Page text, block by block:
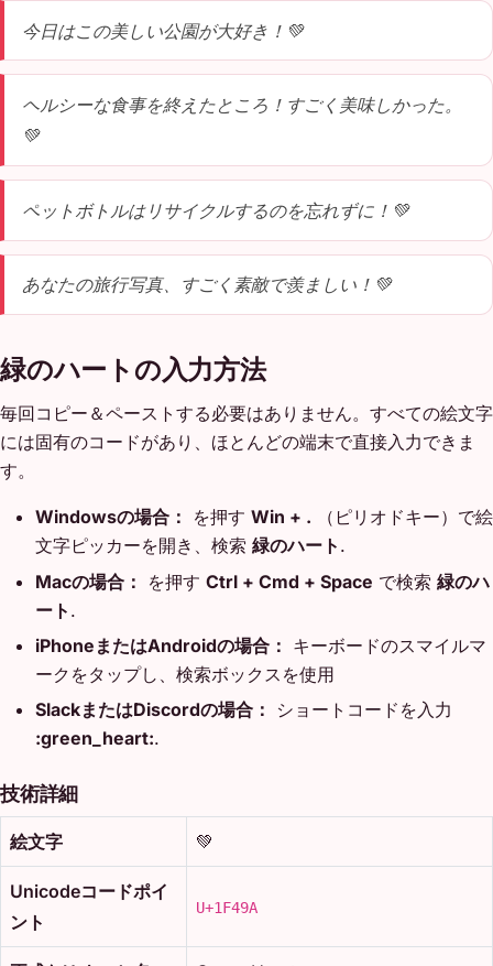
今日はこの美しい公園が大好き！💚
ヘルシーな食事を終えたところ！すごく美味しかった。
💚
ペットボトルはリサイクルするのを忘れずに！💚
あなたの旅行写真、すごく素敵で羨ましい！💚
緑のハートの入力方法
毎回コピー＆ペーストする必要はありません。すべての絵文字
には固有のコードがあり、ほとんどの端末で直接入力できま
す。
Windowsの場合： を押す Win + . （ピリオドキー）で絵
文字ピッカーを開き、検索 緑のハート .
Macの場合：
を押す Ctrl + Cmd + Space で検索 緑のハ
ート .
iPhoneまたはAndroidの場合： キーボードのスマイルマ
ークをタップし、検索ボックスを使用
SlackまたはDiscordの場合：
ショートコードを入力
:green_heart:.
技術詳細
絵文字 💚
Unicodeコードポイ
ント
U+1F49A